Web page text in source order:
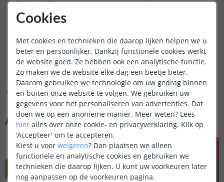
Aanvullende producten
NIEUW NIEUW
adapter gaat?
Door Rene op dinsdag 6 mei 2025
splitsing. Eentje naar een mannelijke\
stekker, de andere naar een
vrouwelijke. Allebei met een kabel van
100cm. Dus u kunt tot 200cm
overbruggen met de kabels.
Bekijkheleantwoord
Door Louise op woensdag 7 mei 2025
Bekijk alle Vraag & antwoord
Cookies
Met cookies en technieken die daarop lijken helpen we u
beter en persoonlijker. Dankzij functionele cookies werkt
de website goed. Ze hebben ook een analytische functie.
Zo maken we de website elke dag een beetje beter.
Daarom gebruiken we technologie om uw gedrag binnen
en buiten onze website te volgen. We gebruiken uw
gegevens voor het personaliseren van advertenties. Dat
doen we op een anonieme manier. Meer weten? Lees
hier alles over onze cookie- en privacyverklaring. Klik op
'Accepteer' om te accepteren.
Kiest u voor weigeren? Dan plaatsen we alleen
functionele en analytische cookies en gebruiken we
technieken die daarop lijken. U kunt uw voorkeuren later
nog aanpassen op de voorkeuren pagina.